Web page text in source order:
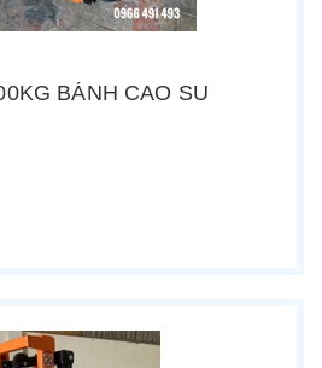
BÁNH CAO SU